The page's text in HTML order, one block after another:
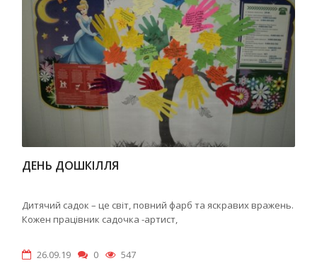
ДЕНЬ ДОШКІЛЛЯ
Дитячий садок – це світ, повний фарб та яскравих вражень.
Кожен працівник садочка -артист,
26.09.19 0 547